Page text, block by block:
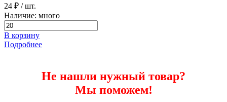
24 ₽ / шт.
Наличие: много
В корзину
Подробнее
Не нашли нужный товар?
Мы поможем!